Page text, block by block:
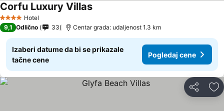
4 ZvezdiceHotel
Corfu Luxury VillasPogledaj cene
9,1 Odlično 33 Centar grada: udaljenost 1.3 km
Izaberi datume da bi se prikazale
tačne cene
Pogledaj cene
Deli